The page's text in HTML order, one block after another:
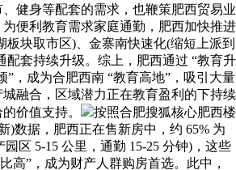
健身等配套的需求，也鞭策肥西贸易业
便利教育需求家庭通勤，肥西加快推进
板块取市区)、金寨南快速化(缩短上派到
配套持续升级。综上，肥西通过 “教育升
”，成为合肥西南 “教育高地”，吸引大量
融合，区域潜力正在教育盈利的下持续
价值支持。
按照合肥搜狐核心肥西楼
)数据，肥西正在售新房中，约 65% 为
区 5-15 公里，通勤 15-25 分钟)，这些
高”，成为财产人群购房首选。此中，